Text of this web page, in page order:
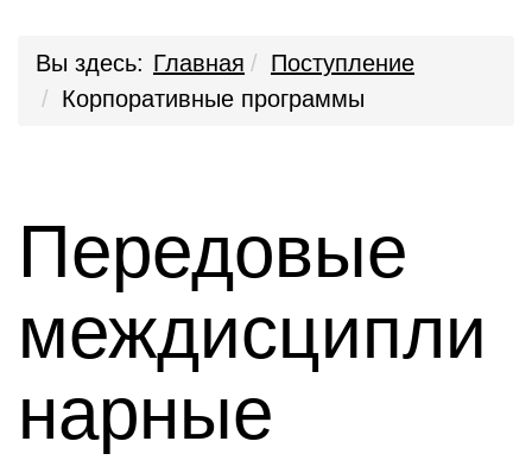
Вы здесь: Главная
Поступление
Корпоративные программы
Передовые
междисципли
нарные